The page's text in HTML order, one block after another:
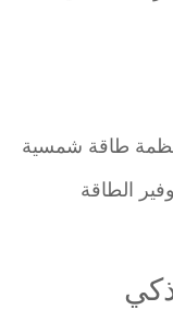
طاقة شمسية
الطاقة